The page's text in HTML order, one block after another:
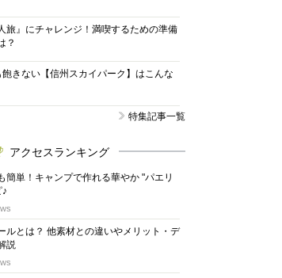
旅』にチャレンジ！満喫するための準備
？
飽きない【信州スカイパーク】はこんな
特集記事一覧
アクセスランキング
簡単！キャンプで作れる華やか "パエリ
ルとは？ 他素材との違いやメリット・デ
説